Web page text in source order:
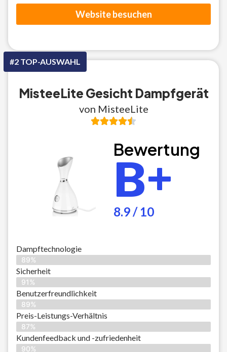
Website besuchen
#2 TOP-AUSWAHL
MisteeLite Gesicht Dampfgerät
von MisteeLite
Bewertung
B+
8.9 / 10
Dampftechnologie
89%
Sicherheit
91%
Benutzerfreundlichkeit
89%
Preis-Leistungs-Verhältnis
87%
Kundenfeedback und -zufriedenheit
90%